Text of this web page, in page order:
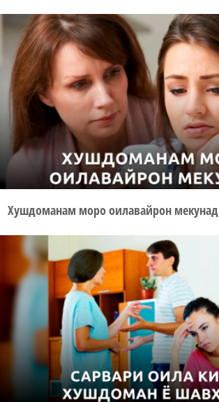
Хушдоманам моро оилавайрон мекунад